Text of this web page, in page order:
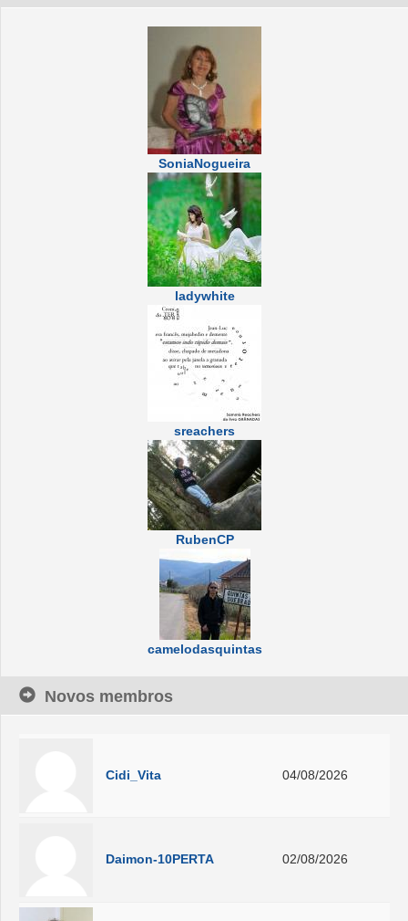
SoniaNogueira
ladywhite
sreachers
RubenCP
camelodasquintas
Novos membros
Cidi_Vita 04/08/2026
Daimon-10PERTA 02/08/2026